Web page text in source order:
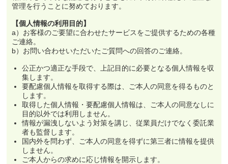
管理を行うことに努めております。
【個人情報の利用目的】
a）お客様のご要望に合わせたサービスをご提供するための各種
ご連絡。
b）お問い合わせいただいたご質問への回答のご連絡。
公正かつ適正な手段で、上記目的に必要となる個人情報を収
集します。
要配慮個人情報を取得する際は、ご本人の同意を得るものと
します。
取得した個人情報・要配慮個人情報は、ご本人の同意なしに
目的以外では利用しません。
情報が漏洩しないよう対策を講じ、従業員だけでなく委託業
者も監督します。
国内外を問わず、ご本人の同意を得ずに第三者に情報を提供
しません。
ご本人からの求めに応じ情報を開示します。